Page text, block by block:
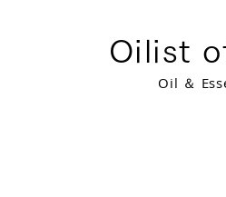
​Oilist
​Oil ＆